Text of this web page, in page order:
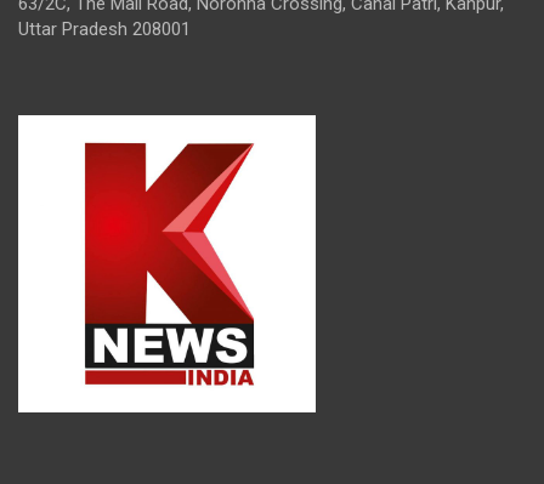
Uttar Pradesh 208001